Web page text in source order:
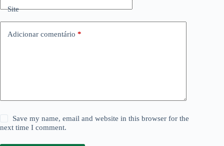
Site
Adicionar comentário *
Save my name, email and website in this browser for the
next time I comment.